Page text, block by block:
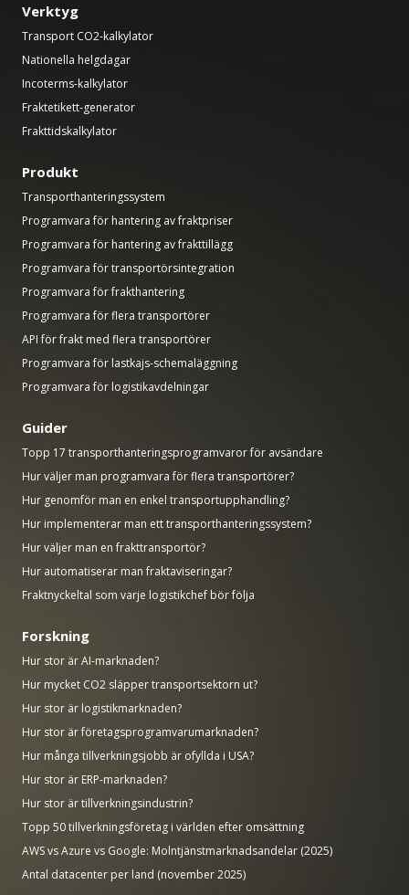
Verktyg
Transport CO2-kalkylator
Nationella helgdagar
Incoterms-kalkylator
Fraktetikett-generator
Frakttidskalkylator
Produkt
Transporthanteringssystem
Programvara för hantering av fraktpriser
Programvara för hantering av frakttillägg
Programvara för transportörsintegration
Programvara för frakthantering
Programvara för flera transportörer
API för frakt med flera transportörer
Programvara för lastkajs-schemaläggning
Programvara för logistikavdelningar
Guider
Topp 17 transporthanteringsprogramvaror för avsändare
Hur väljer man programvara för flera transportörer?
Hur genomför man en enkel transportupphandling?
Hur implementerar man ett transporthanteringssystem?
Hur väljer man en frakttransportör?
Hur automatiserar man fraktaviseringar?
Fraktnyckeltal som varje logistikchef bör följa
Forskning
Hur stor är AI-marknaden?
Hur mycket CO2 släpper transportsektorn ut?
Hur stor är logistikmarknaden?
Hur stor är företagsprogramvarumarknaden?
Hur många tillverkningsjobb är ofyllda i USA?
Hur stor är ERP-marknaden?
Hur stor är tillverkningsindustrin?
Topp 50 tillverkningsföretag i världen efter omsättning
AWS vs Azure vs Google: Molntjänstmarknadsandelar (2025)
Antal datacenter per land (november 2025)